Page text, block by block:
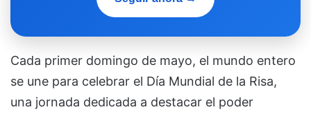
Cada primer domingo de mayo, el mundo entero
se une para celebrar el Día Mundial de la Risa,
una jornada dedicada a destacar el poder